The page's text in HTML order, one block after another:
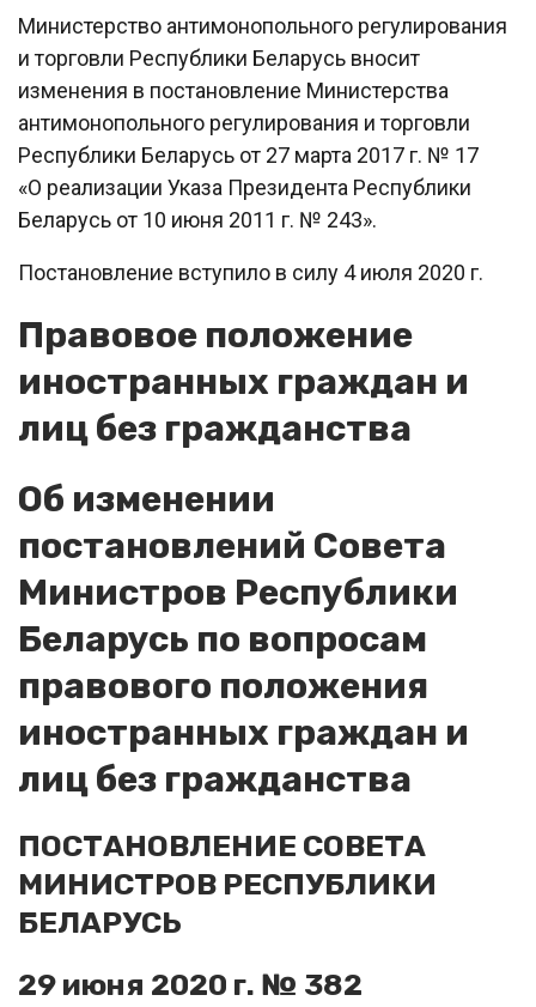
Министерство антимонопольного регулирования
и торговли Республики Беларусь вносит
изменения в постановление Министерства
антимонопольного регулирования и торговли
Республики Беларусь от 27 марта 2017 г. № 17
«О реализации Указа Президента Республики
Беларусь от 10 июня 2011 г. № 243».
Постановление вступило в силу 4 июля 2020 г.
Правовое положение
иностранных граждан и
лиц без гражданства
Об изменении
постановлений Совета
Министров Республики
Беларусь по вопросам
правового положения
иностранных граждан и
лиц без гражданства
ПОСТАНОВЛЕНИЕ СОВЕТА
МИНИСТРОВ РЕСПУБЛИКИ
БЕЛАРУСЬ
29 июня 2020 г. № 382